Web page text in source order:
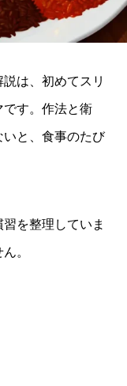
は、初めてスリ
です。作法と衛
と、食事のたび
を整理していま
。